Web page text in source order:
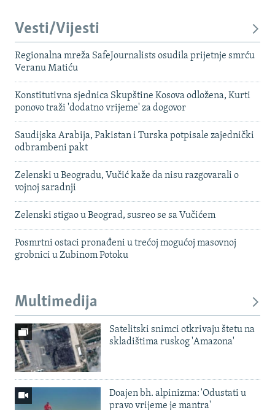
Vesti/Vijesti
Regionalna mreža SafeJournalists osudila prijetnje smrću
Veranu Matiću
Konstitutivna sjednica Skupštine Kosova odložena, Kurti
ponovo traži 'dodatno vrijeme' za dogovor
Saudijska Arabija, Pakistan i Turska potpisale zajednički
odbrambeni pakt
Zelenski u Beogradu, Vučić kaže da nisu razgovarali o
vojnoj saradnji
Zelenski stigao u Beograd, susreo se sa Vučićem
Posmrtni ostaci pronađeni u trećoj mogućoj masovnoj
grobnici u Zubinom Potoku
Multimedija
Satelitski snimci otkrivaju štetu na
skladištima ruskog 'Amazona'
Doajen bh. alpinizma: 'Odustati u
pravo vrijeme je mantra'